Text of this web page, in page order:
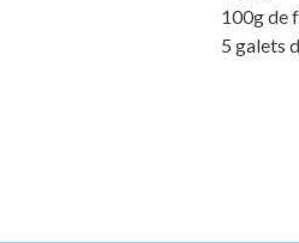
100g de
5 galets